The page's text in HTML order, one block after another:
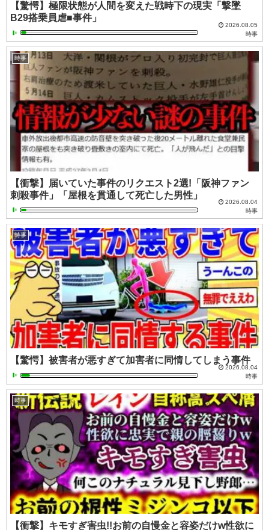
【驚愕】極限状態が人間を変えた戦時下の現実「撃墜
B29搭乗員虐■事件」
2026.08.05
時事
時事
【衝撃】届いていた事件のリクエスト2選!「阪神ファン
刺殺事件」「屋根を貫通して死亡した男性」
2026.08.04
時事
時事
【驚愕】被害者が悪すぎて加害者に同情してしまう事件
2026.08.04
時事
時事
【衝撃】キモすぎ害虫!!お前の自慢金と容姿だけw性欲に